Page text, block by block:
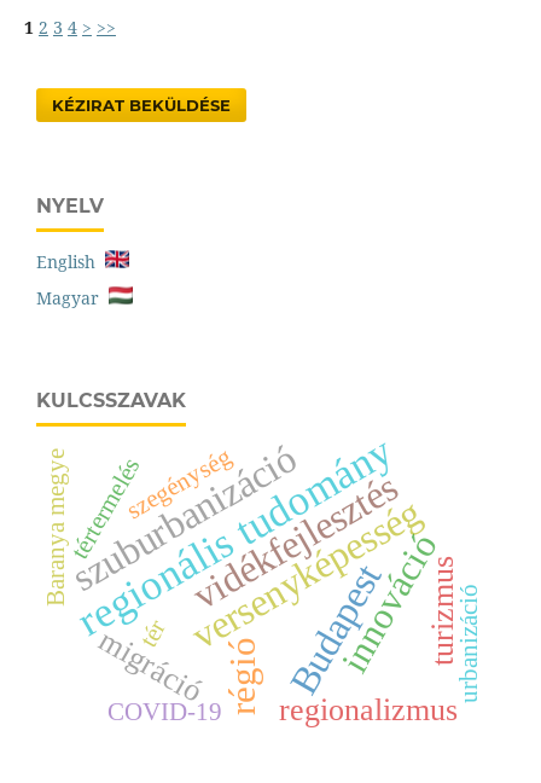
1 2 3 4 > >>
KÉZIRAT BEKÜLDÉSE
NYELV
English
Magyar
KULCSSZAVAK
regionális tudomány
vidékfejlesztés
versenyképesség
Budapest
szuburbanizáció
innováció
régió
migráció
turizmus
regionalizmus
COVID-19
urbanizáció
Baranya megye szegénység
tér
tértermelés